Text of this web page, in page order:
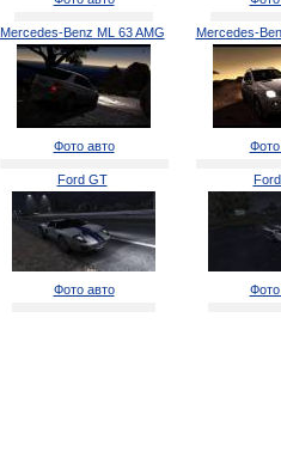
Mercedes-Benz ML 63 AMG
Фото авто
Mercedes-
Фото
Ford GT
Фото авто Фото